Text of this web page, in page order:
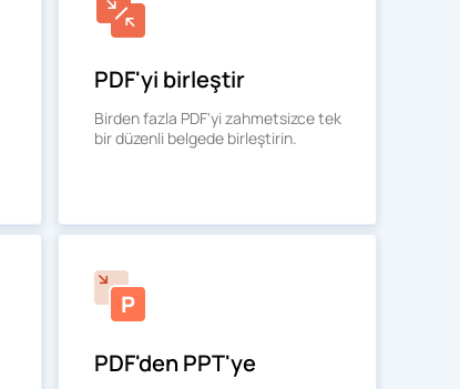
PDF'yi birleştir
Birden fazla PDF'yi zahmetsizce tek
bir düzenli belgede birleştirin.
PDF'den PPT'ye